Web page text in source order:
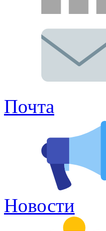
Почта
Новости